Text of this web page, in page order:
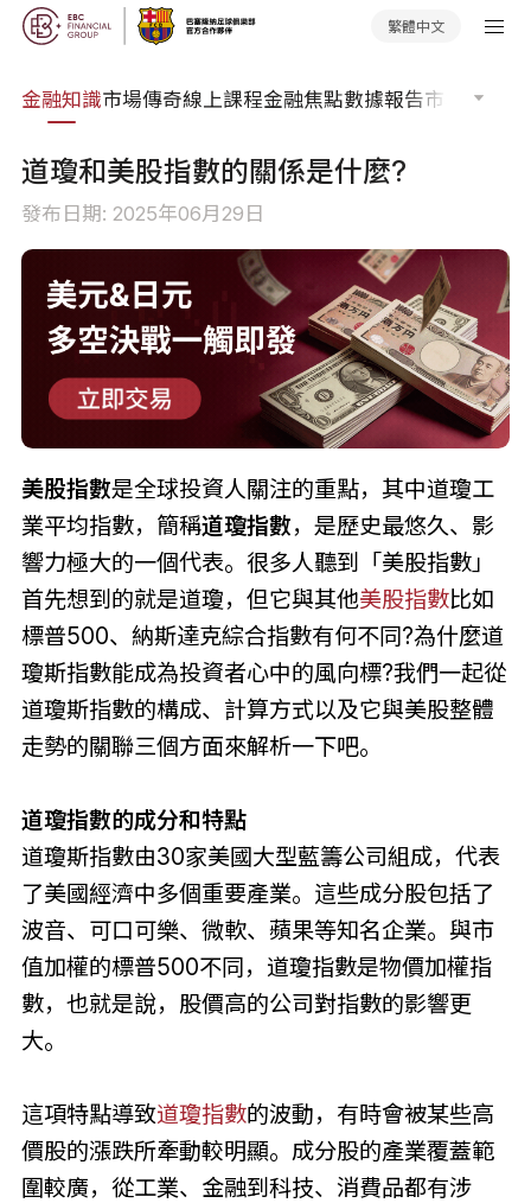
繁體中文
金融知識市場傳奇線上課程金融焦點數據報告市場分析
道瓊和美股指數的關係是什麼?
發布日期: 2025年06月29日
美股指數是全球投資人關注的重點，其中道瓊工
業平均指數，簡稱道瓊指數，是歷史最悠久、影
響力極大的一個代表。很多人聽到「美股指數」
首先想到的就是道瓊，但它與其他美股指數比如
標普500、納斯達克綜合指數有何不同?為什麼道
瓊斯指數能成為投資者心中的風向標?我們一起從
道瓊斯指數的構成、計算方式以及它與美股整體
走勢的關聯三個方面來解析一下吧。
道瓊指數的成分和特點
道瓊斯指數由30家美國大型藍籌公司組成，代表
了美國經濟中多個重要產業。這些成分股包括了
波音、可口可樂、微軟、蘋果等知名企業。與市
值加權的標普500不同，道瓊指數是物價加權指
數，也就是說，股價高的公司對指數的影響更
大。
這項特點導致道瓊指數的波動，有時會被某些高
價股的漲跌所牽動較明顯。成分股的產業覆蓋範
圍較廣，從工業、金融到科技、消費品都有涉